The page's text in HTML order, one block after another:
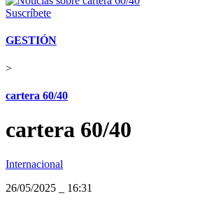
Suscríbete
GESTIÓN
>
cartera 60/40
cartera 60/40
Internacional
26/05/2025
16:31